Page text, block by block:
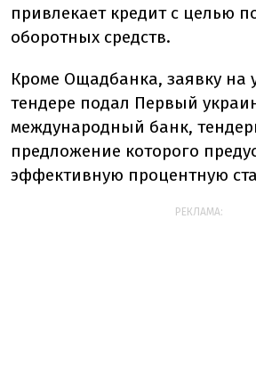
привлекает кредит с целью
оборотных средств.
Кроме Ощадбанка, заявку на
тендере подал Первый
международный банк,
предложение которого
эффективную процентную
РЕКЛАМА: